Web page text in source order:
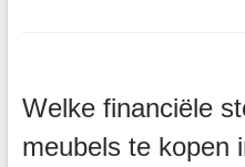
Welke financiële
meubels te kopen